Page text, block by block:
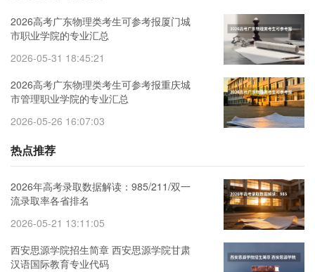
2026高考广东物理类考生可参考报厦门城
市职业学院的专业汇总
2026-05-31 18:45:21
2026高考广东物理类考生可参考报重庆城
市管理职业学院的专业汇总
2026-05-26 16:07:03
热点推荐
2026年高考录取数据解读：985/211/双一
流录取率各省排名
2026-05-21 13:11:05
西安思源学院招生简章 西安思源学院甘肃
汉语国际教育专业代码